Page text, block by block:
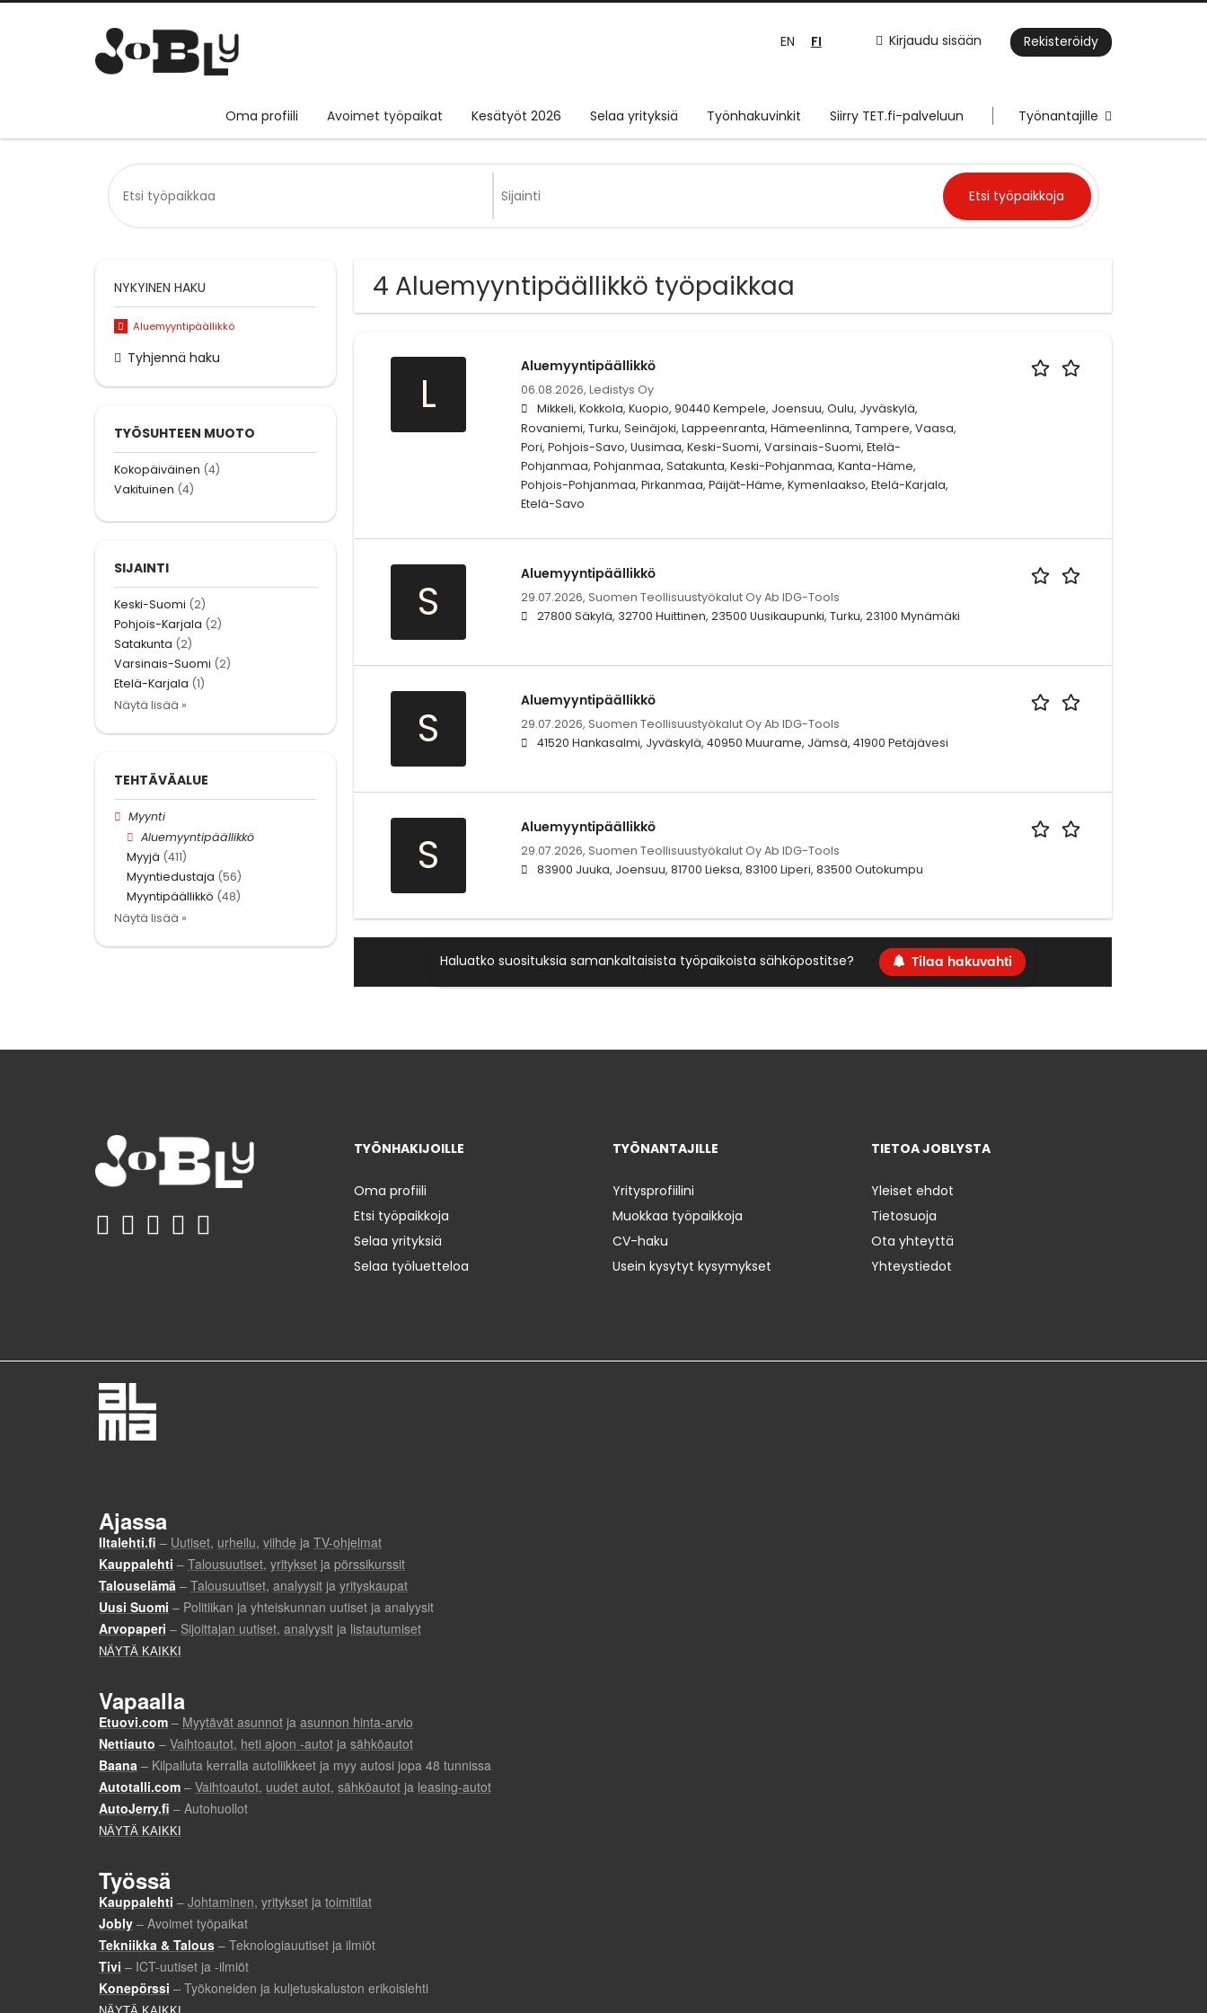
Kirjaudu sisään Rekisteröidy
EN FI
Oma profiili Avoimet työpaikat Kesätyöt 2026 Selaa yrityksiä Työnhakuvinkit Siirry TET.fi-palveluun Työnantajille
4 Aluemyyntipäällikkö työpaikkaa
L
Aluemyyntipäällikkö
06.08.2026, Ledistys Oy
Mikkeli, Kokkola, Kuopio, 90440 Kempele, Joensuu, Oulu, Jyväskylä,
Rovaniemi, Turku, Seinäjoki, Lappeenranta, Hämeenlinna, Tampere, Vaasa,
Pori, Pohjois-Savo, Uusimaa, Keski-Suomi, Varsinais-Suomi, Etelä-
Pohjanmaa, Pohjanmaa, Satakunta, Keski-Pohjanmaa, Kanta-Häme,
Pohjois-Pohjanmaa, Pirkanmaa, Päijät-Häme, Kymenlaakso, Etelä-Karjala,
Etelä-Savo
S
Aluemyyntipäällikkö
29.07.2026, Suomen Teollisuustyökalut Oy Ab IDG-Tools
27800 Säkylä, 32700 Huittinen, 23500 Uusikaupunki, Turku, 23100 Mynämäki
S
Aluemyyntipäällikkö
29.07.2026, Suomen Teollisuustyökalut Oy Ab IDG-Tools
41520 Hankasalmi, Jyväskylä, 40950 Muurame, Jämsä, 41900 Petäjävesi
S
Aluemyyntipäällikkö
29.07.2026, Suomen Teollisuustyökalut Oy Ab IDG-Tools
83900 Juuka, Joensuu, 81700 Lieksa, 83100 Liperi, 83500 Outokumpu
Haluatko suosituksia samankaltaisista työpaikoista sähköpostitse? Tilaa hakuvahti
NYKYINEN HAKU
Aluemyyntipäällikkö
Tyhjennä haku
TYÖSUHTEEN MUOTO
Kokopäiväinen (4)
Vakituinen (4)
SIJAINTI
Keski-Suomi (2)
Pohjois-Karjala (2)
Satakunta (2)
Varsinais-Suomi (2)
Etelä-Karjala (1)
Näytä lisää »
TEHTÄVÄALUE
Myynti
Aluemyyntipäällikkö
Myyjä (411)
Myyntiedustaja (56)
Myyntipäällikkö (48)
Näytä lisää »
TYÖNHAKIJOILLE
Oma profiili
Etsi työpaikkoja
Selaa yrityksiä
Selaa työluetteloa
TYÖNANTAJILLE
Yritysprofiilini
Muokkaa työpaikkoja
CV-haku
Usein kysytyt kysymykset
TIETOA JOBLYSTA
Yleiset ehdot
Tietosuoja
Ota yhteyttä
Yhteystiedot